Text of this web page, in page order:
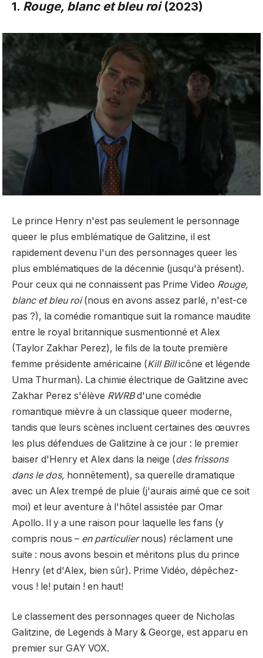
1. Rouge, blanc et bleu roi (2023)
Le prince Henry n'est pas seulement le personnage
queer le plus emblématique de Galitzine, il est
rapidement devenu l'un des personnages queer les
plus emblématiques de la décennie (jusqu'à présent).
Pour ceux qui ne connaissent pas Prime Video Rouge,
blanc et bleu roi(nous en avons assez parlé, n'est-ce
pas ?), la comédie romantique suit la romance maudite
entre le royal britannique susmentionné et Alex
(Taylor Zakhar Perez), le fils de la toute première
femme présidente américaine (Kill Billicône et légende
Uma Thurman). La chimie électrique de Galitzine avec
Zakhar Perez s'élève RWRBd'une comédie
romantique mièvre à un classique queer moderne,
tandis que leurs scènes incluent certaines des œuvres
les plus défendues de Galitzine à ce jour : le premier
baiser d'Henry et Alex dans la neige (des frissons
dans le dos, honnêtement), sa querelle dramatique
avec un Alex trempé de pluie (j'aurais aimé que ce soit
moi) et leur aventure à l'hôtel assistée par Omar
Apollo. Il y a une raison pour laquelle les fans (y
compris nous – en particuliernous) réclament une
suite : nous avons besoin et méritons plus du prince
Henry (et d'Alex, bien sûr). Prime Vidéo, dépêchez-
vous ! le! putain ! en haut!
Le classement des personnages queer de Nicholas
Galitzine, de Legends à Mary & George, est apparu en
premier sur GAY VOX.